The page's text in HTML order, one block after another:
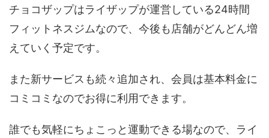
チョコザップはライザップが運営している24時間
フィットネスジムなので、今後も店舗がどんどん増
えていく予定です。
また新サービスも続々追加され、会員は基本料金に
コミコミなのでお得に利用できます。
誰でも気軽にちょこっと運動できる場なので、ライ